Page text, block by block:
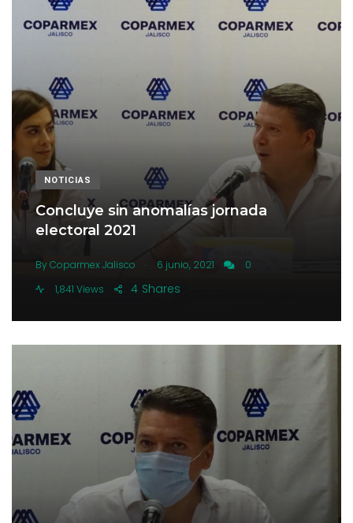
NOTICIAS
Concluye sin anomalías jornada
electoral 2021
By Coparmex Jalisco . 6 junio, 2021
0
1,841 Views
Shares
4